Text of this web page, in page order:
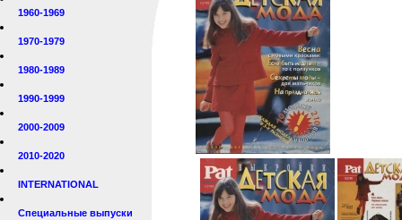
1960-1969
1970-1979
1980-1989
1990-1999
2000-2009
2010-2020
INTERNATIONAL
Специальные выпуски